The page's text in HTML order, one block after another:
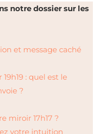
notre dossier sur les
et message caché
: quel est le
?
miroir 17h17 ?
votre intuition